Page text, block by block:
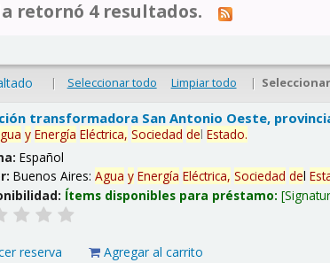
retornó 4 resultados.
| Seleccionar todo Limpiar todo |
transformadora San Antonio Oeste,
y Energía Eléctrica, Sociedad delEstado.
Español
Buenos Aires:Agua y Energía Eléctrica, Sociedad del
Ítems disponibles para préstamo:
reserva Agregar al carrito